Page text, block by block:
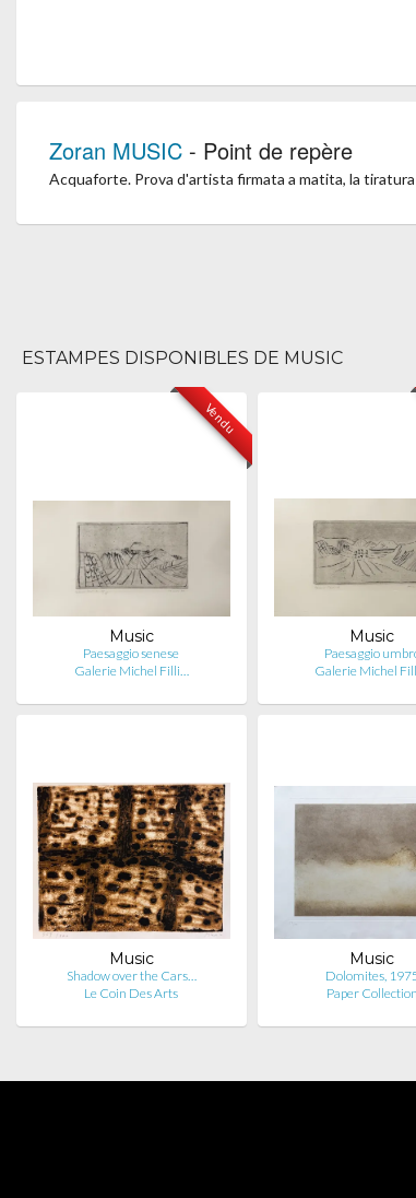
Zoran MUSIC - Point de repère
Acquaforte. Prova d'artista firmata a matita, la
ESTAMPES DISPONIBLES DE MUSIC
Vendu
Music
Paesaggio senese
Galerie Michel Filli…
Music
Paesaggio
Galerie Michel
Music
Shadow over the Cars…
Le Coin Des Arts
Music
Dolomites,
Paper Collection